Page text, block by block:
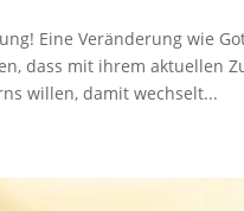
Eine Veränderung wie
dass mit ihrem aktuellen
willen, damit wechselt...